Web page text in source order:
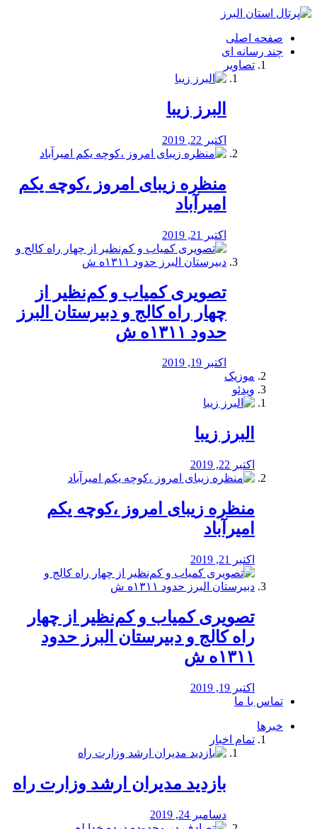
فصد
شرق
تهران
خشکشویی
صفحه اصلی
چند رسانه ای
تصاویر
البرز زیبا
اکتبر 22, 2019
منظره‌‌ زیبای امروز ،کوچه یکم
امیرآباد
اکتبر 21, 2019
️تصویری کمیاب و کم‌نظیر از
چهار راه كالج و دبيرستان البرز
حدود ۱۳۱۱ه ش
اکتبر 19, 2019
موزیک
ویدئو
البرز زیبا
اکتبر 22, 2019
منظره‌‌ زیبای امروز ،کوچه یکم
امیرآباد
اکتبر 21, 2019
️تصویری کمیاب و کم‌نظیر از چهار
راه كالج و دبيرستان البرز حدود
۱۳۱۱ه ش
اکتبر 19, 2019
تماس با ما
خبرها
تمام اخبار
بازدید مدیران ارشد وزارت راه
دسامبر 24, 2019